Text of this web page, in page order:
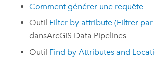
Comment générer une requête
Outil Filter by attribute (Filtrer
dansArcGIS Data Pipelines
Outil Find by Attributes and